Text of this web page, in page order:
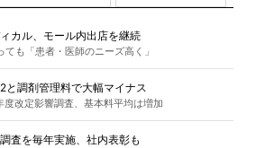
カル、モール内出店を継続
ても「患者・医師のニーズ高く」
と調剤管理料で大幅マイナス
度改定影響調査、基本料平均は増加
査を毎年実施、社内表彰も